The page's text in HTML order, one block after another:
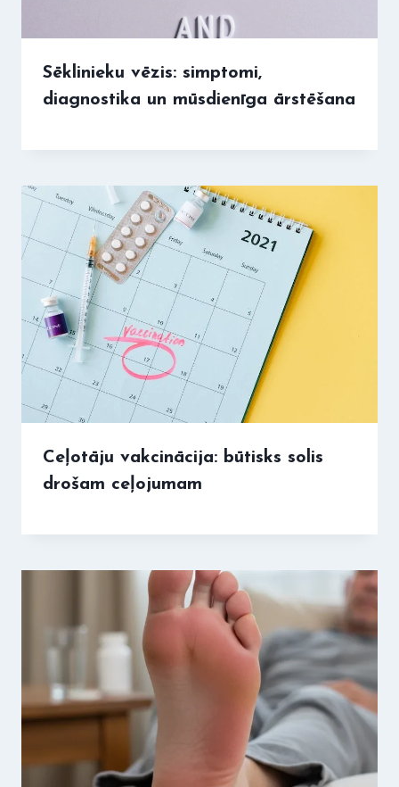
Sēklinieku vēzis: simptomi,
diagnostika un mūsdienīga ārstēšana
Ceļotāju vakcinācija: būtisks solis
drošam ceļojumam